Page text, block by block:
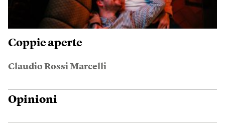
Coppie aperte
Claudio Rossi Marcelli
Opinioni